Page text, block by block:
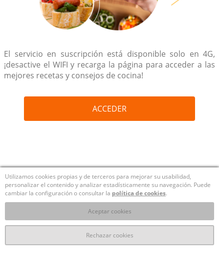
Utilizamos cookies propias y de terceros para mejorar su usabilidad,
personalizar el contenido y analizar estadísticamente su navegación. Puede
cambiar la configuración o consultar la política de cookies.
Aceptar cookies
Rechazar cookies
El servicio en suscripción está disponible solo en 4G,
¡desactive el WIFI y recarga la página para acceder a las
mejores recetas y consejos de cocina!
ACCEDER